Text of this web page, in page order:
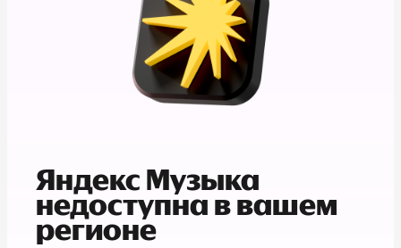
Яндекс Музыка
недоступна в вашем
регионе